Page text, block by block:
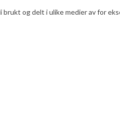
brukt og delt i ulike medier av for